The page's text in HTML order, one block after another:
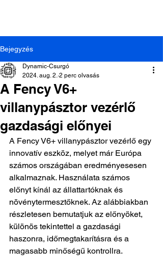
Dynamic-Csurgó Kft. | 8840 Csurgó, Arany János
u. 44.| +36-82/472-014
Bejegyzés
A Fency V6+
villanypásztor vezérlő
gazdasági előnyei
Dynamic-Csurgó
2024. aug. 2. 2 perc olvasás
A Fency V6+ villanypásztor vezérlő egy
innovatív eszköz, melyet már Európa
számos országában eredményesesen
alkalmaznak. Használata számos
előnyt kínál az állattartóknak és
növénytermesztőknek. Az alábbiakban
részletesen bemutatjuk az előnyöket,
különös tekintettel a gazdasági
haszonra, időmegtakarításra és a
magasabb minőségű kontrollra.